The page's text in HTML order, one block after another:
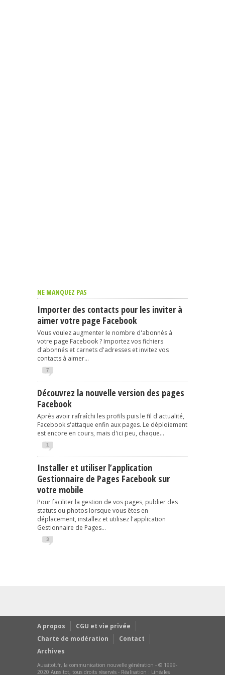
NE MANQUEZ PAS
Importer des contacts pour les inviter à
aimer votre page Facebook
Vous voulez augmenter le nombre d'abonnés à
votre page Facebook ? Importez vos fichiers
d'abonnés et carnets d'adresses et invitez vos
contacts à aimer...
7
Découvrez la nouvelle version des pages
Facebook
Après avoir rafraîchi les profils puis le fil d'actualité,
Facebook s'attaque enfin aux pages. Le déploiement
est encore en cours, mais d'ici peu, chaque...
1
Installer et utiliser l’application
Gestionnaire de Pages Facebook sur
votre mobile
Pour faciliter la gestion de vos pages, publier des
statuts ou photos lorsque vous êtes en
déplacement, installez et utilisez l'application
Gestionnaire de Pages...
3
A propos
CGU et vie privée
Charte de modération
Contact
Archives
Aussitot.fr, la communication nouvelle génération - © 1999-
2020 Aussitot, tous droits réservés - Réalisation : Linéales